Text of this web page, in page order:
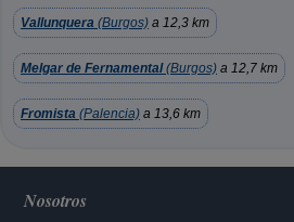
Vallunquera (Burgos) a 12,3 km
Melgar de Fernamental(Burgos) a 12,7 km
Fromista (Palencia) a 13,6 km
Nosotros